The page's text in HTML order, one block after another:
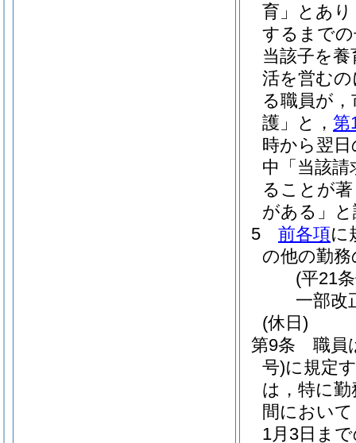
育」とあ
するまで
当該子を
活を営む
る職員が
護」と， 第
時から翌
中「当該
ることが
がある」
5
前各項に
の他の勤
(平21
一部改
(休日)
第9条
職員
号)に規定
は，特に
間におい
1月3日ま